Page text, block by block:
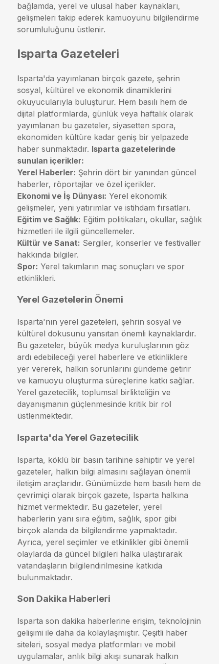
bağlamda, yerel ve ulusal haber kaynakları,
gelişmeleri takip ederek kamuoyunu bilgilendirme
sorumluluğunu üstlenir.
Isparta Gazeteleri
Isparta'da yayımlanan birçok gazete, şehrin
sosyal, kültürel ve ekonomik dinamiklerini
okuyucularıyla buluşturur. Hem basılı hem de
dijital platformlarda, günlük veya haftalık olarak
yayımlanan bu gazeteler, siyasetten spora,
ekonomiden kültüre kadar geniş bir yelpazede
haber sunmaktadır. Isparta gazetelerinde
sunulan içerikler:
Yerel Haberler: Şehrin dört bir yanından güncel
haberler, röportajlar ve özel içerikler.
Ekonomi ve İş Dünyası: Yerel ekonomik
gelişmeler, yeni yatırımlar ve istihdam fırsatları.
Eğitim ve Sağlık: Eğitim politikaları, okullar, sağlık
hizmetleri ile ilgili güncellemeler.
Kültür ve Sanat: Sergiler, konserler ve festivaller
hakkında bilgiler.
Spor: Yerel takımların maç sonuçları ve spor
etkinlikleri.
Yerel Gazetelerin Önemi
Isparta'nın yerel gazeteleri, şehrin sosyal ve
kültürel dokusunu yansıtan önemli kaynaklardır.
Bu gazeteler, büyük medya kuruluşlarının göz
ardı edebileceği yerel haberlere ve etkinliklere
yer vererek, halkın sorunlarını gündeme getirir
ve kamuoyu oluşturma süreçlerine katkı sağlar.
Yerel gazetecilik, toplumsal birlikteliğin ve
dayanışmanın güçlenmesinde kritik bir rol
üstlenmektedir.
Isparta'da Yerel Gazetecilik
Isparta, köklü bir basın tarihine sahiptir ve yerel
gazeteler, halkın bilgi almasını sağlayan önemli
iletişim araçlarıdır. Günümüzde hem basılı hem de
çevrimiçi olarak birçok gazete, Isparta halkına
hizmet vermektedir. Bu gazeteler, yerel
haberlerin yanı sıra eğitim, sağlık, spor gibi
birçok alanda da bilgilendirme yapmaktadır.
Ayrıca, yerel seçimler ve etkinlikler gibi önemli
olaylarda da güncel bilgileri halka ulaştırarak
vatandaşların bilgilendirilmesine katkıda
bulunmaktadır.
Son Dakika Haberleri
Isparta son dakika haberlerine erişim, teknolojinin
gelişimi ile daha da kolaylaşmıştır. Çeşitli haber
siteleri, sosyal medya platformları ve mobil
uygulamalar, anlık bilgi akışı sunarak halkın